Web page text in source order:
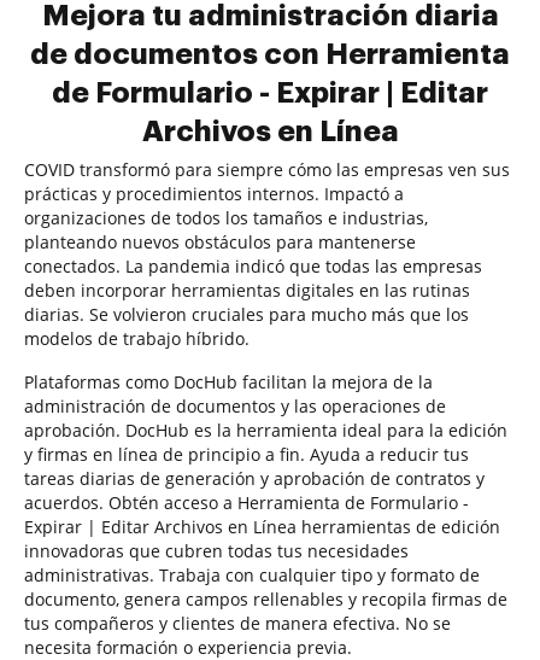
Mejora tu administración diaria
de documentos con Herramienta
de Formulario - Expirar | Editar
Archivos en Línea
COVID transformó para siempre cómo las empresas ven sus
prácticas y procedimientos internos. Impactó a
organizaciones de todos los tamaños e industrias,
planteando nuevos obstáculos para mantenerse
conectados. La pandemia indicó que todas las empresas
deben incorporar herramientas digitales en las rutinas
diarias. Se volvieron cruciales para mucho más que los
modelos de trabajo híbrido.
Plataformas como DocHub facilitan la mejora de la
administración de documentos y las operaciones de
aprobación. DocHub es la herramienta ideal para la edición
y firmas en línea de principio a fin. Ayuda a reducir tus
tareas diarias de generación y aprobación de contratos y
acuerdos. Obtén acceso a Herramienta de Formulario -
Expirar | Editar Archivos en Línea herramientas de edición
innovadoras que cubren todas tus necesidades
administrativas. Trabaja con cualquier tipo y formato de
documento, genera campos rellenables y recopila firmas de
tus compañeros y clientes de manera efectiva. No se
necesita formación o experiencia previa.